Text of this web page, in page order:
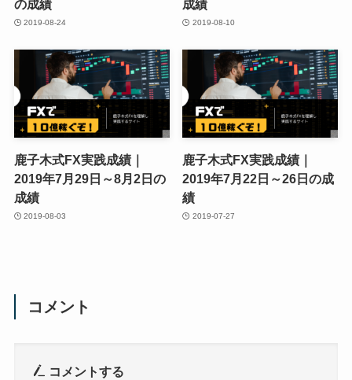
の成績
2019-08-24
成績
2019-08-10
鹿子木式FX実践成績｜
2019年7月29日～8月2日の
成績
2019-08-03
鹿子木式FX実践成績｜
2019年7月22日～26日の成
績
2019-07-27
コメント
コメントする